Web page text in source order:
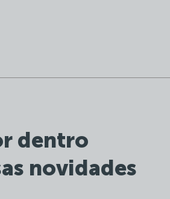
dentro
novidades